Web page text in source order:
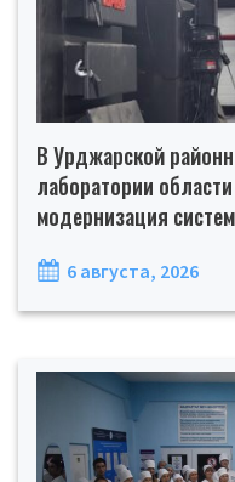
В Урджарской
лаборатории
модернизация
6 августа, 2026